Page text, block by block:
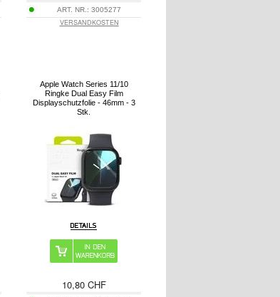
ART. NR.:3005277
VERSANDKOSTEN
Apple Watch Series 11/10
Ringke Dual Easy Film
Displayschutzfolie - 46mm - 3
Stk.
10,80 CHF